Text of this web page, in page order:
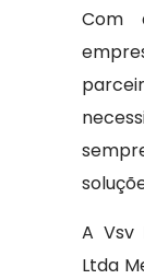
Com
A Vsv
Ltda